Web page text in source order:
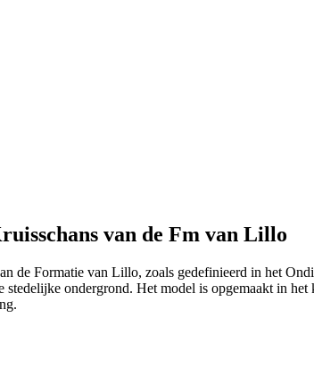
van de Fm van Lillo
de Formatie van Lillo, zoals gedefinieerd in het
ondergrond. Het model is opgemaakt in